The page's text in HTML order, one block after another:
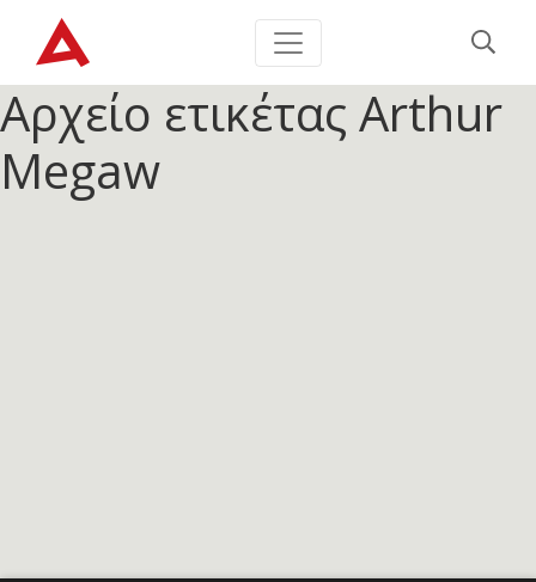
Αρχείο ετικέτας Arthur
Megaw